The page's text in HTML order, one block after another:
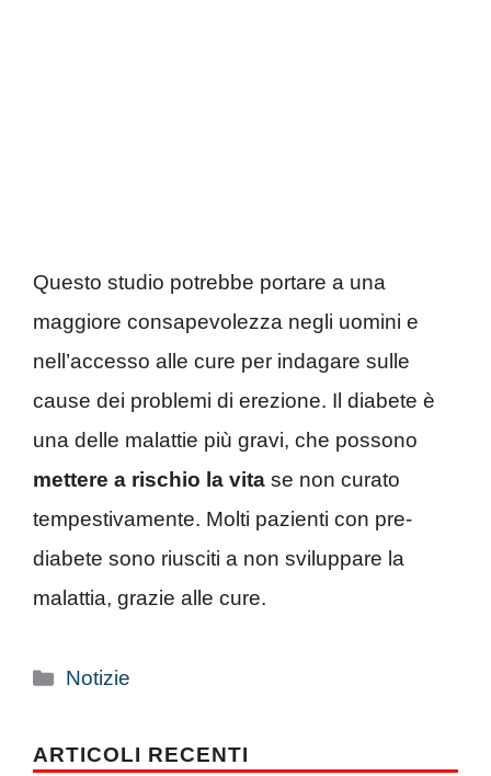
Questo studio potrebbe portare a una
maggiore consapevolezza negli uomini e
nell’accesso alle cure per indagare sulle
cause dei problemi di erezione. Il diabete è
una delle malattie più gravi, che possono
mettere a rischio la vita se non curato
tempestivamente. Molti pazienti con pre-
diabete sono riusciti a non sviluppare la
malattia, grazie alle cure.
Categorie
Notizie
ARTICOLI RECENTI